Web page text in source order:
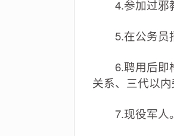
4.参加过邪
5.在公务员招
6.聘用后即构
关系、三代以
7.现役军人。